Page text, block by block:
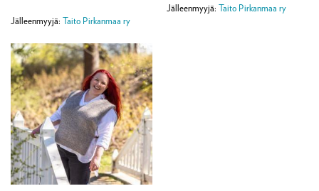
3 / 5
Jälleenmyyjä: Taito Pirkanmaa ry
65,00 €
Jälleenmyyjä: Taito Pirkanmaa ry